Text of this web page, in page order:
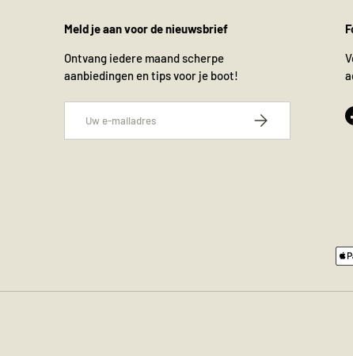
Meld je aan voor de nieuwsbrief
Ontvang iedere maand scherpe
aanbiedingen en tips voor je boot!
Abonneer
Geaccepteerde